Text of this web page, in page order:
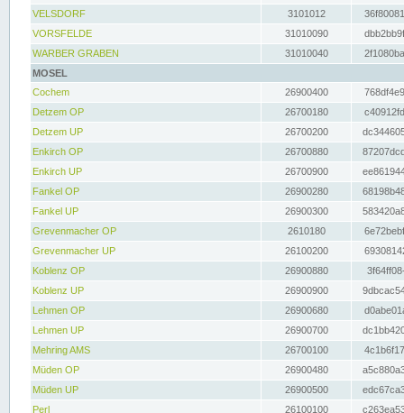
VELSDORF
3101012
VORSFELDE
31010090
WARBER GRABEN
31010040
MOSEL
Cochem
26900400
Detzem OP
26700180
Detzem UP
26700200
Enkirch OP
26700880
Enkirch UP
26700900
Fankel OP
26900280
Fankel UP
26900300
Grevenmacher OP
2610180
Grevenmacher UP
26100200
Koblenz OP
26900880
Koblenz UP
26900900
Lehmen OP
26900680
Lehmen UP
26900700
Mehring AMS
26700100
Müden OP
26900480
Müden UP
26900500
Perl
26100100